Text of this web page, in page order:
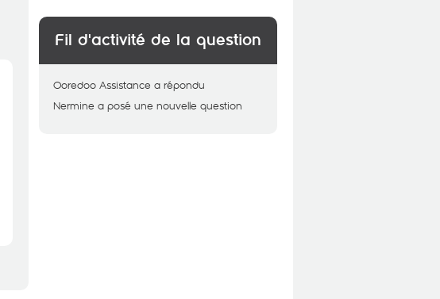
Fil d'activité de la question
Ooredoo Assistance a répondu
Nermine a posé une nouvelle question